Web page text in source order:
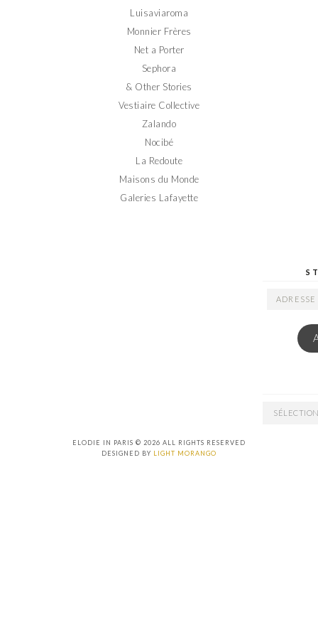
Luisaviaroma
Monnier Frères
Net a Porter
Sephora
& Other Stories
Vestiaire Collective
Zalando
Nocibé
La Redoute
Maisons du Monde
Galeries Lafayette
ADRESSE
ARCHIVES
ELODIE IN PARIS © 2026 ALL RIGHTS RESERVED
DESIGNED BY LIGHT MORANGO